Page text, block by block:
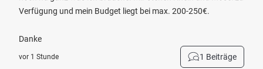
Verfügung und mein Budget liegt bei max. 200-250€.
Danke
vor 1 Stunde 1 Beiträge